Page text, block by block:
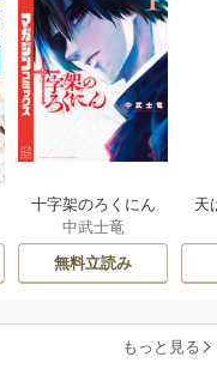
十字架のろくにん
中武士竜
無料立読み
天
もっと見る